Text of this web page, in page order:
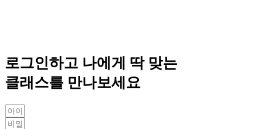
로그인하고 나에게 딱 맞는
클래스를 만나보세요